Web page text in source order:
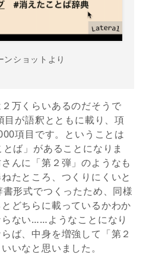
ンショットより
万くらいあるのだそうで
が語釈とともに載り、項
項目です。ということは
ば」があることになりま
んに「第２弾」のようなも
たところ、つくりにくいと
形式でつくったため、同様
どちらに載っているかわか
ない……ようなことになり
ば、中身を増強して「第２
いなと思いました。